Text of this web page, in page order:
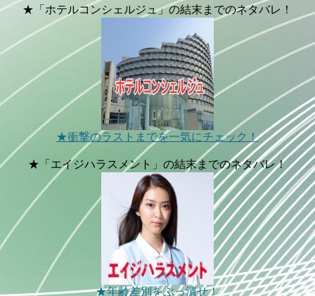
★「ホテルコンシェルジュ」の結末までのネタバレ！
★衝撃のラストまでを一気にチェック！
★「エイジハラスメント」の結末までのネタバレ！
★年齢差別をぶっ潰せ！